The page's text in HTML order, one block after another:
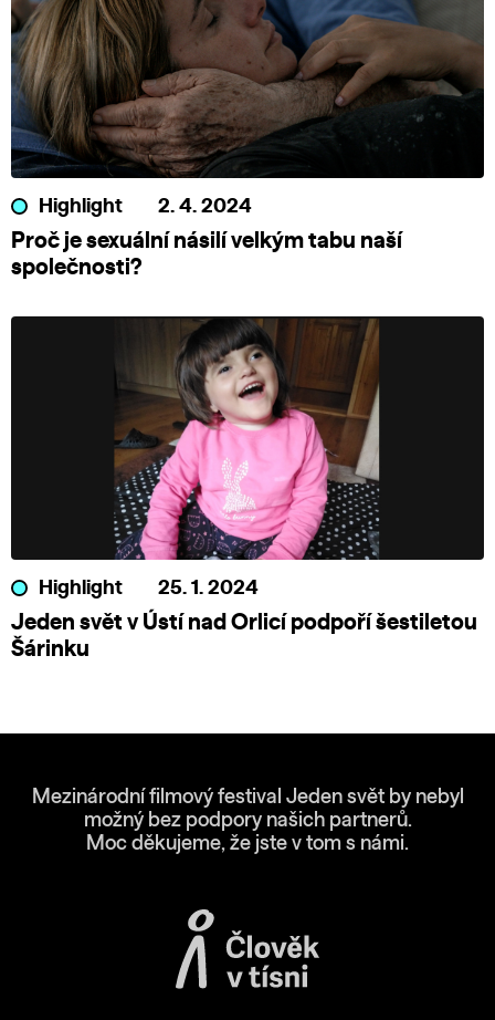
Highlight 2. 4. 2024
Proč je sexuální násilí velkým tabu naší
společnosti?
Highlight 25. 1. 2024
Jeden svět v Ústí nad Orlicí podpoří šestiletou
Šárinku
Mezinárodní filmový festival Jeden svět by nebyl
možný bez podpory našich partnerů.
Moc děkujeme, že jste v tom s námi.